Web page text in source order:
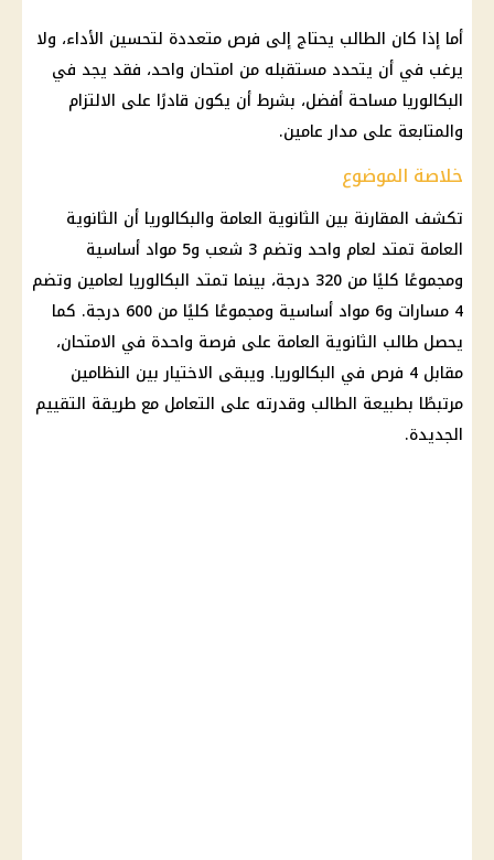
أما إذا كان الطالب يحتاج إلى فرص متعددة لتحسين الأداء، ولا
يرغب في أن يتحدد مستقبله من امتحان واحد، فقد يجد في
البكالوريا مساحة أفضل، بشرط أن يكون قادرًا على الالتزام
والمتابعة على مدار عامين.
خلاصة الموضوع
تكشف المقارنة بين الثانوية العامة والبكالوريا أن الثانوية
العامة
تمتد لعام واحد وتضم 3 شعب و5 مواد أساسية
ومجموعًا كليًا من 320 درجة، بينما تمتد البكالوريا لعامين وتضم
4 مسارات و6 مواد أساسية ومجموعًا كليًا من 600 درجة. كما
يحصل طالب الثانوية العامة على فرصة واحدة في الامتحان،
مقابل 4 فرص في البكالوريا. ويبقى الاختيار بين النظامين
مرتبطًا بطبيعة الطالب وقدرته على التعامل مع طريقة التقييم
الجديدة.